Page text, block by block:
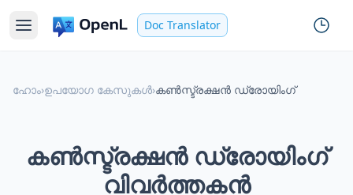
Doc Translator
ഹോം›ഉപയോഗ കേസുകൾ›കൺസ്ട്രക്ഷൻ ഡ്രോയിംഗ്
കൺസ്ട്രക്ഷൻ ഡ്രോയിംഗ്
വിവർത്തകൻ